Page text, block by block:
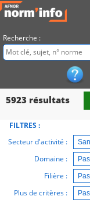
Recherche :
5923 résultats
FILTRES :
Secteur d'activité :
Domaine :
Filière :
Plus de critères :